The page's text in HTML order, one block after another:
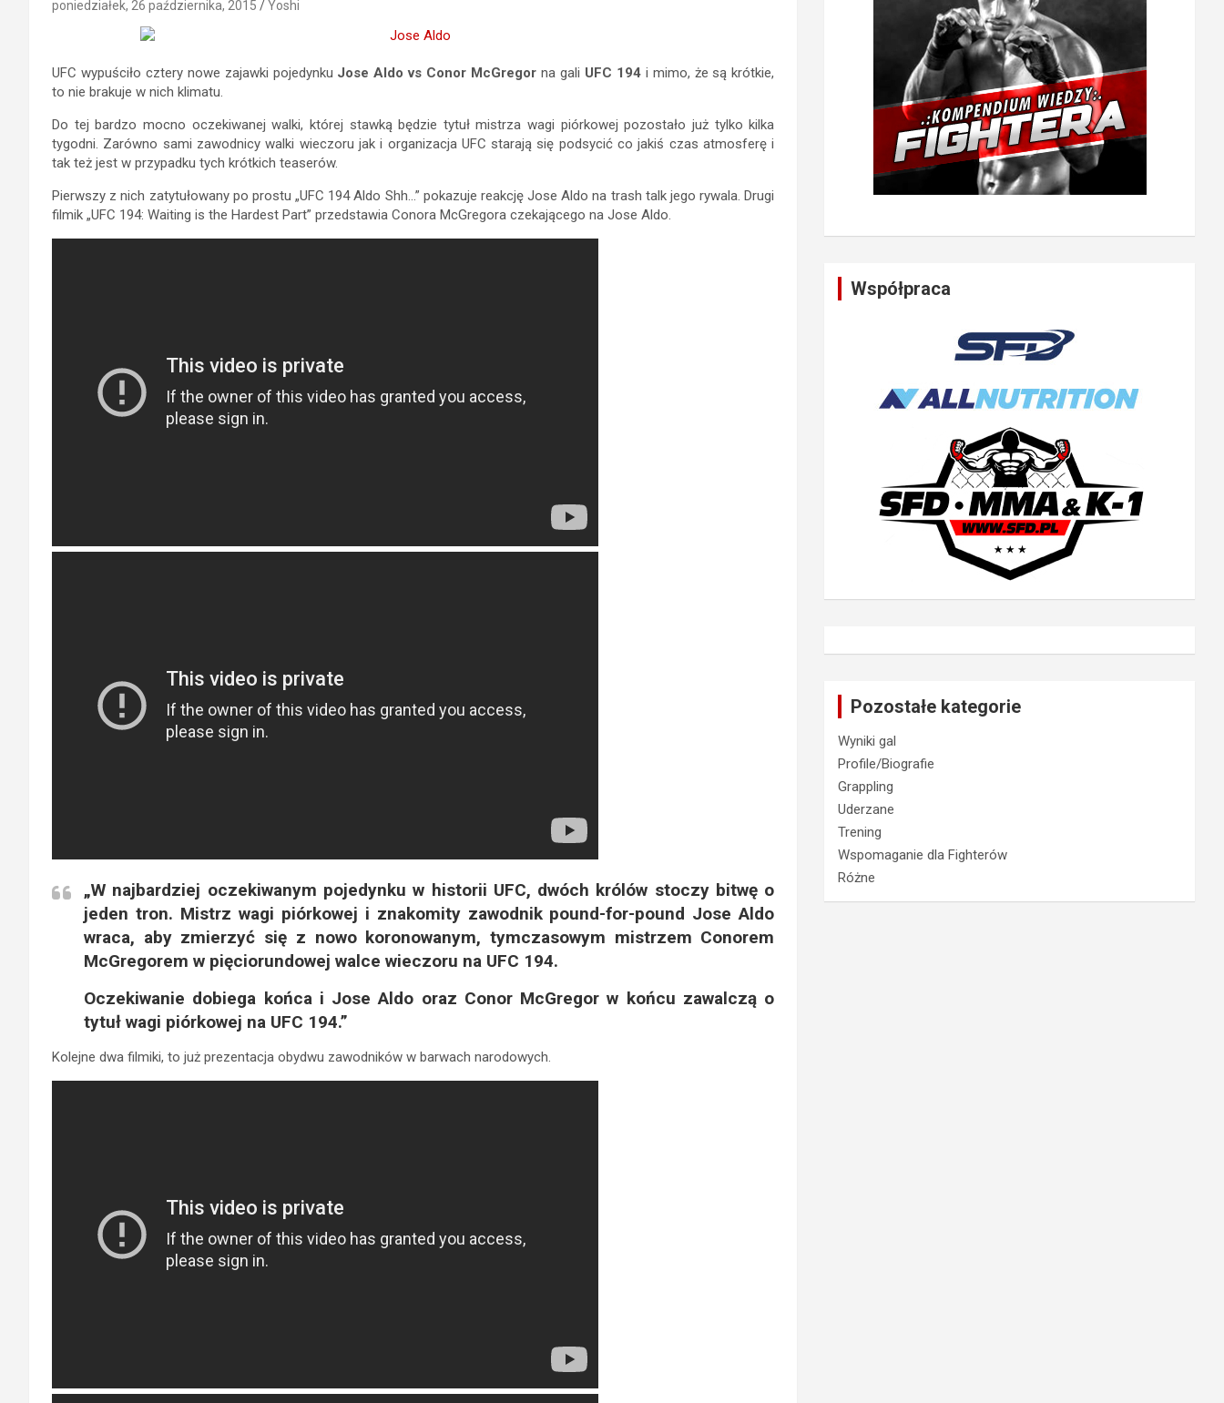
poniedziałek, 26 października, 2015 Yoshi
UFC wypuściło cztery nowe zajawki pojedynku Jose Aldo vs Conor McGregor na gali UFC 194i mimo, że są krótkie,
to nie brakuje w nich klimatu.
Do tej bardzo mocno oczekiwanej walki, której stawką będzie tytuł mistrza wagi piórkowej pozostało już tylko kilka
tygodni. Zarówno sami zawodnicy walki wieczoru jak i organizacja UFC starają się podsycić co jakiś czas atmosferę i
tak też jest w przypadku tych krótkich teaserów.
Pierwszy z nich zatytułowany po prostu „UFC 194 Aldo Shh…” pokazuje reakcję Jose Aldo na trash talk jego rywala. Drugi
filmik „UFC 194: Waiting is the Hardest Part” przedstawia Conora McGregora czekającego na Jose Aldo.
„W najbardziej oczekiwanym pojedynku w historii UFC, dwóch królów stoczy bitwę o
jeden tron. Mistrz wagi piórkowej i znakomity zawodnik pound-for-pound Jose Aldo
wraca, aby zmierzyć się z nowo koronowanym, tymczasowym mistrzem Conorem
McGregorem w pięciorundowej walce wieczoru na UFC 194.
Oczekiwanie dobiega końca i Jose Aldo oraz Conor McGregor w końcu zawalczą o
tytuł wagi piórkowej na UFC 194.”
Kolejne dwa filmiki, to już prezentacja obydwu zawodników w barwach narodowych.
Współpraca
Pozostałe kategorie
Wyniki gal
Profile/Biografie
Grappling
Uderzane
Trening
Wspomaganie dla Fighterów
Różne